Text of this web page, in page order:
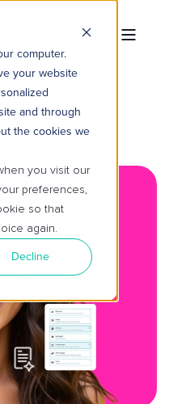
computer.
your website
and through
the cookies we
you visit our
preferences,
so that
again.
Decline